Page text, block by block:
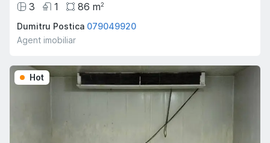
3
1 86 m2
Dumitru Postica 079049920
Agent imobiliar
Hot